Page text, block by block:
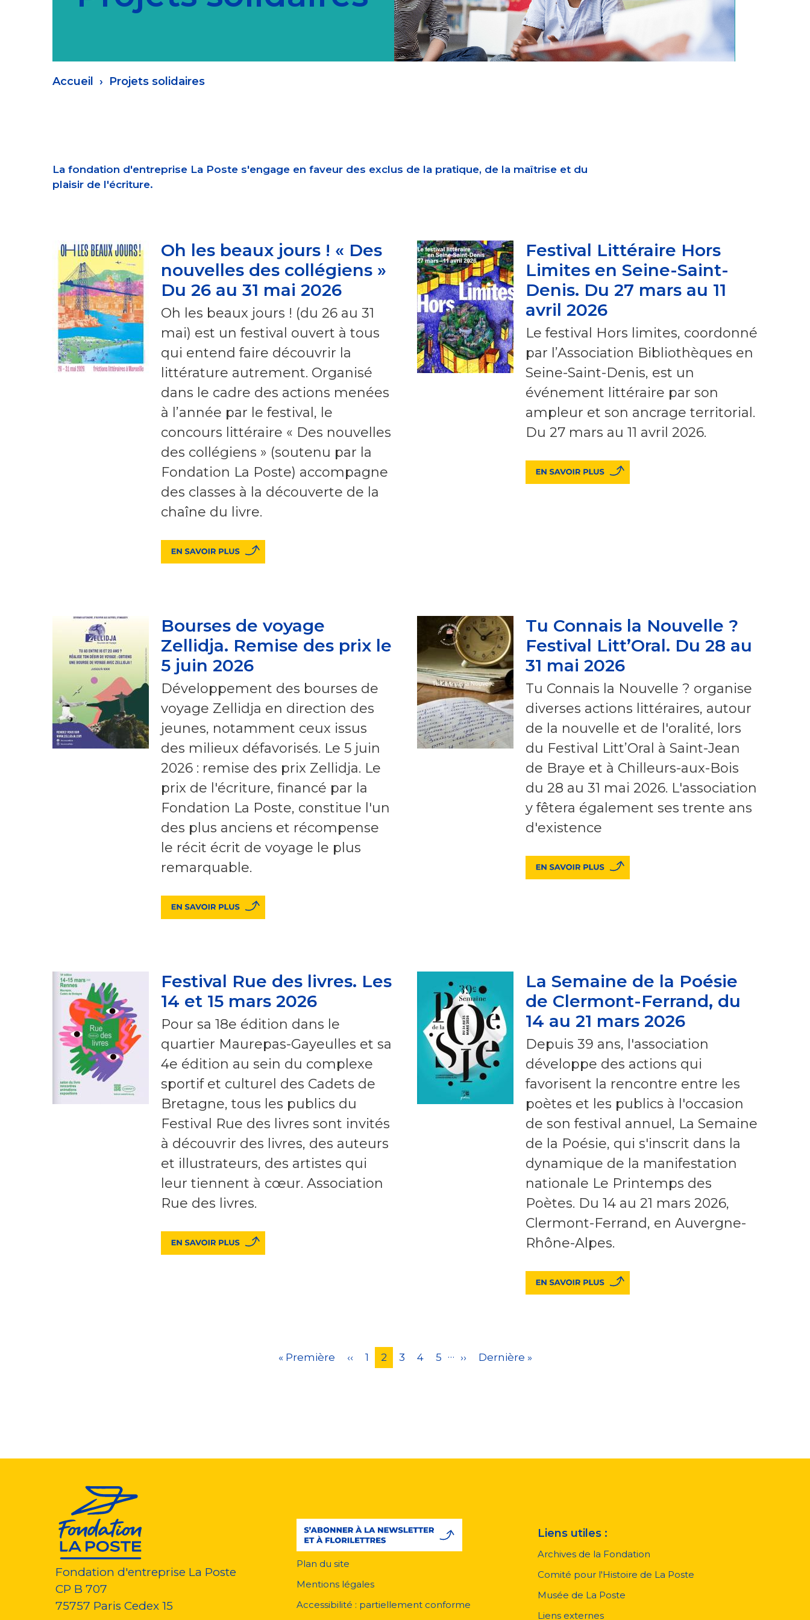
Fil
Accueil Projets solidaires
La fondation d'entreprise La Poste s'engage en faveur des exclus de la pratique, de la maîtrise et du
plaisir de l'écriture.
Oh les beaux jours ! « Des
nouvelles des collégiens »
Du 26 au 31 mai 2026
Oh les beaux jours ! (du 26 au 31
mai) est un festival ouvert à tous
qui entend faire découvrir la
littérature autrement. Organisé
dans le cadre des actions menées
à l’année par le festival, le
concours littéraire « Des nouvelles
des collégiens » (soutenu par la
Fondation La Poste) accompagne
des classes à la découverte de la
chaîne du livre.
Festival Littéraire Hors
Limites en Seine-Saint-
Denis. Du 27 mars au 11
avril 2026
Le festival Hors limites, coordonné
par l’Association Bibliothèques en
Seine-Saint-Denis, est un
événement littéraire par son
ampleur et son ancrage territorial.
Du 27 mars au 11 avril 2026.
Bourses de voyage
Zellidja. Remise des prix le
5 juin 2026
Développement des bourses de
voyage Zellidja en direction des
jeunes, notamment ceux issus
des milieux défavorisés. Le 5 juin
2026 : remise des prix Zellidja. Le
prix de l'écriture, financé par la
Fondation La Poste, constitue l'un
des plus anciens et récompense
le récit écrit de voyage le plus
remarquable.
Tu Connais la Nouvelle ?
Festival Litt’Oral. Du 28 au
31 mai 2026
Tu Connais la Nouvelle ? organise
diverses actions littéraires, autour
de la nouvelle et de l'oralité, lors
du Festival Litt’Oral à Saint-Jean
de Braye et à Chilleurs-aux-Bois
du 28 au 31 mai 2026. L'association
y fêtera également ses trente ans
d'existence
Festival Rue des livres. Les
14 et 15 mars 2026
Pour sa 18e édition dans le
quartier Maurepas-Gayeulles et sa
4e édition au sein du complexe
sportif et culturel des Cadets de
Bretagne, tous les publics du
Festival Rue des livres sont invités
à découvrir des livres, des auteurs
et illustrateurs, des artistes qui
leur tiennent à cœur. Association
Rue des livres.
La Semaine de la Poésie
de Clermont-Ferrand, du
14 au 21 mars 2026
Depuis 39 ans, l'association
développe des actions qui
favorisent la rencontre entre les
poètes et les publics à l'occasion
de son festival annuel, La Semaine
de la Poésie, qui s'inscrit dans la
dynamique de la manifestation
nationale Le Printemps des
Poètes. Du 14 au 21 mars 2026,
Clermont-Ferrand, en Auvergne-
Rhône-Alpes.
Première
« Première
Page
précédente
‹‹ Page
1
Page
courante
2 Page
3 Page
4 Page
5 … Page
››
Dernière
Dernière »
Fondation d'entreprise La Poste
CP B 707
75757 Paris Cedex 15
pied
page
Plan du site
Mentions légales
Accessibilité : partiellement conforme
Liens utiles :
Archives de la Fondation
Comité pour l'Histoire de La Poste
Musée de La Poste
Liens externes